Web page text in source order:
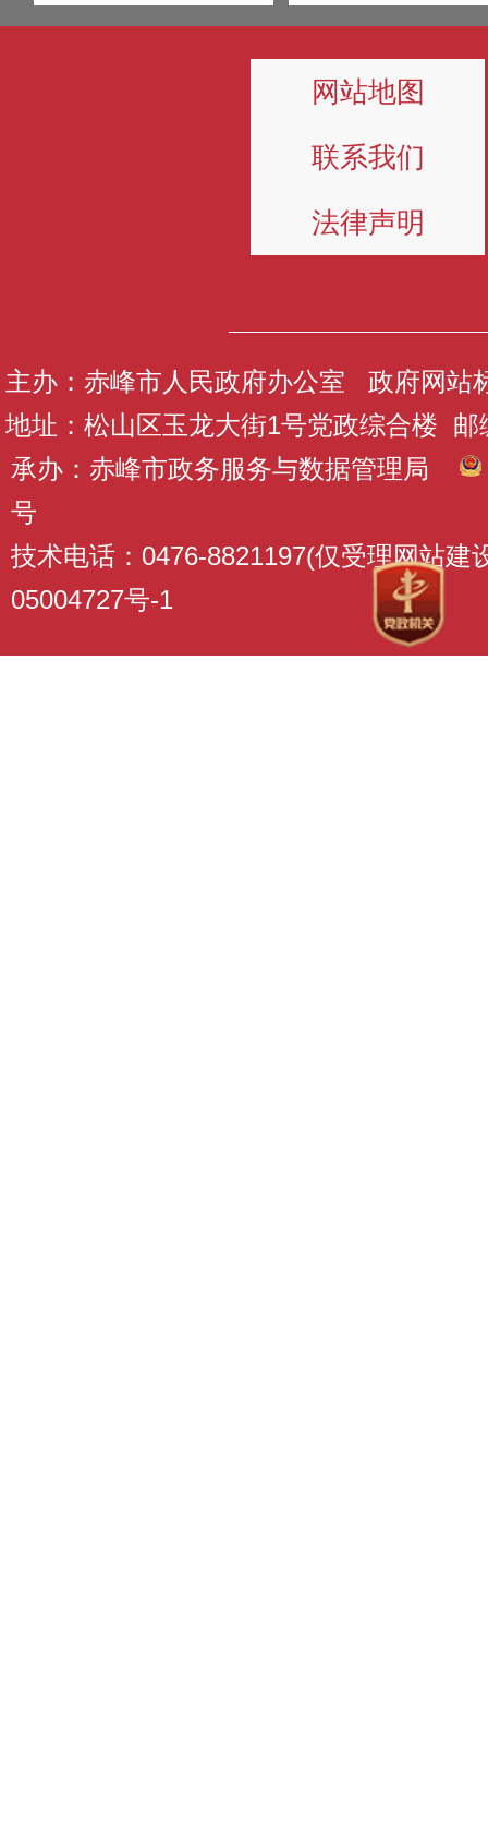
网站地图
联系我们
法律声明
主办：赤峰市人民政府办公室 政府网站
地址：松山区玉龙大街1号党政综合楼 邮
承办：赤峰市政务服务与数据管理局
号
技术电话：0476-8821197(仅受理网站建
05004727号-1